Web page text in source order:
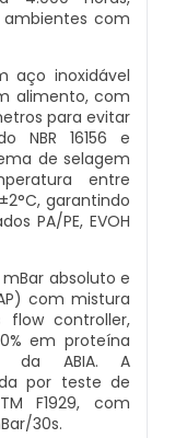
ambientes com
aço inoxidável
alimento, com
para evitar
NBR 16156 e
de selagem
entre
garantindo
PA/PE, EVOH
absoluto e
com mistura
flow controller,
em proteína
da ABIA. A
por teste de
F1929, com
30s.